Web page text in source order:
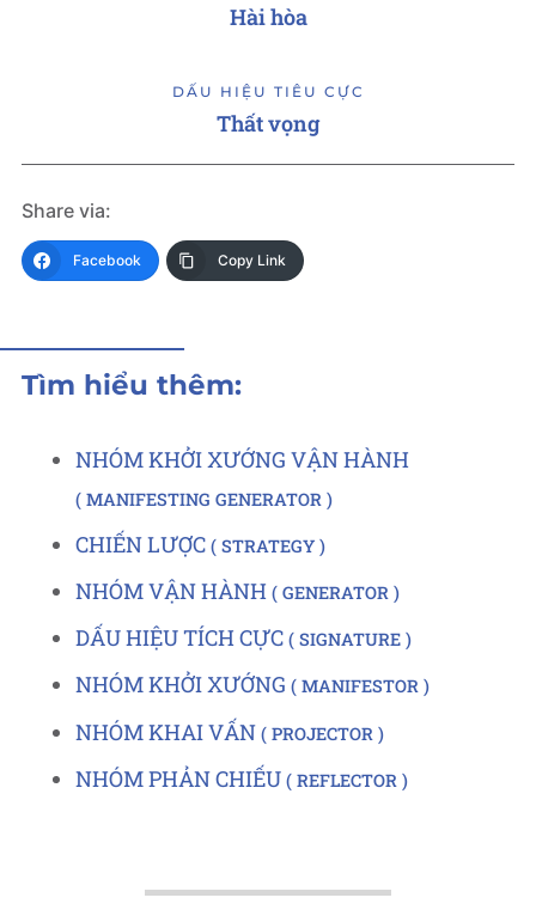
Hài hòa
DẤU HIỆU TIÊU CỰC
Thất vọng
Share via:
Facebook Copy Link
Tìm hiểu thêm:
NHÓM KHỞI XƯỚNG VẬN HÀNH
MANIFESTING GENERATOR
CHIẾN LƯỢC STRATEGY
NHÓM VẬN HÀNH GENERATOR
DẤU HIỆU TÍCH CỰC SIGNATURE
NHÓM KHỞI XƯỚNG MANIFESTOR
NHÓM KHAI VẤN PROJECTOR
NHÓM PHẢN CHIẾU REFLECTOR